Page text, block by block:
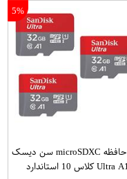
5%
کارت حافظه microSDXC سن دیسک
مدل Ultra A1 کلاس 10 استاندارد